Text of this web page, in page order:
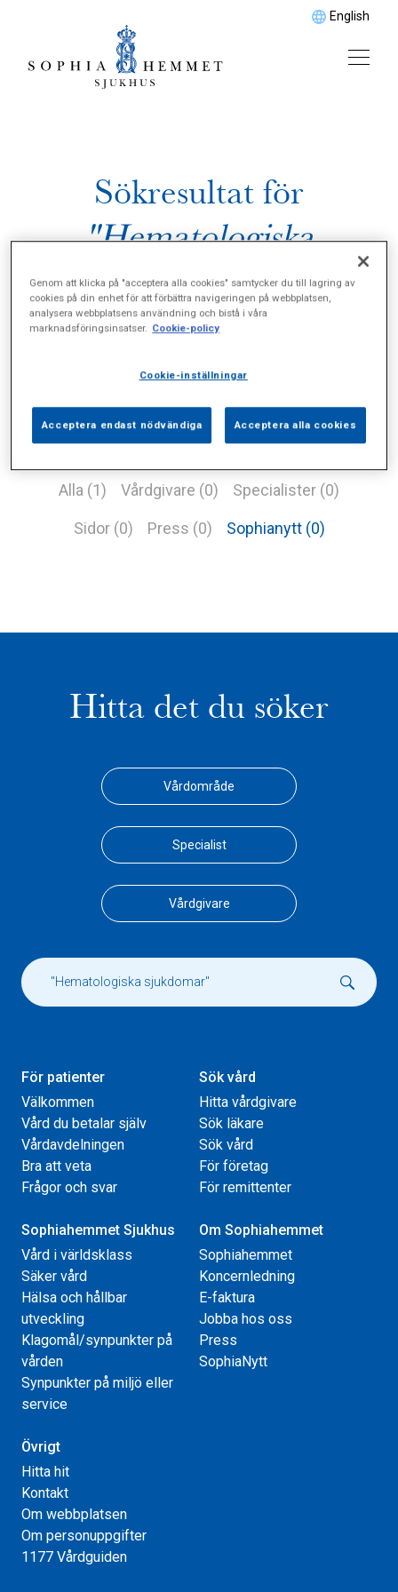
English
Sökresultat för
"Hematologiska
sjukdomar"
Alla (1) Vårdgivare (0) Specialister (0)
Sidor (0) Press (0) Sophianytt (0)
Hitta det du söker
Vårdområde
Specialist
Vårdgivare
För patienter
Välkommen
Vård du betalar själv
Vårdavdelningen
Bra att veta
Frågor och svar
Sök vård
Hitta vårdgivare
Sök läkare
Sök vård
För företag
För remittenter
Sophiahemmet Sjukhus
Vård i världsklass
Säker vård
Hälsa och hållbar
utveckling
Klagomål/synpunkter på
vården
Synpunkter på miljö eller
service
Om Sophiahemmet
Sophiahemmet
Koncernledning
E-faktura
Jobba hos oss
Press
SophiaNytt
Övrigt
Hitta hit
Kontakt
Om webbplatsen
Om personuppgifter
1177 Vårdguiden
Genom att klicka på "acceptera alla cookies" samtycker du till lagring av
cookies på din enhet för att förbättra navigeringen på webbplatsen,
analysera webbplatsens användning och bistå i våra
marknadsföringsinsatser. Cookie-policy
Cookie-inställningar
Acceptera endast nödvändiga Acceptera alla cookies